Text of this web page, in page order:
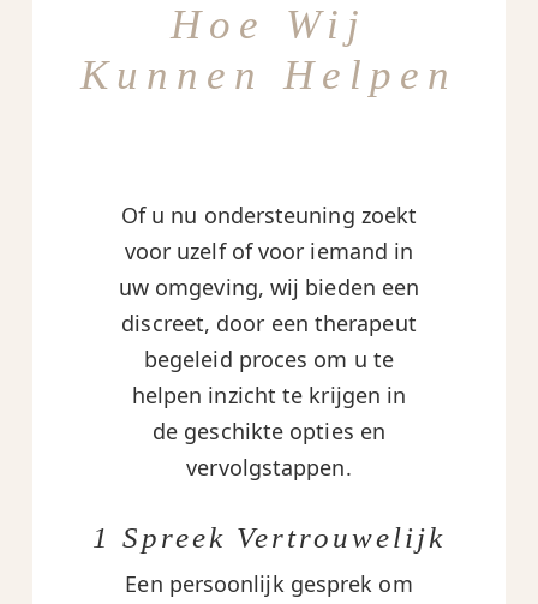
Hoe Wij
Kunnen Helpen
Of u nu ondersteuning zoekt
voor uzelf of voor iemand in
uw omgeving, wij bieden een
discreet, door een therapeut
begeleid proces om u te
helpen inzicht te krijgen in
de geschikte opties en
vervolgstappen.
1 Spreek Vertrouwelijk
Een persoonlijk gesprek om